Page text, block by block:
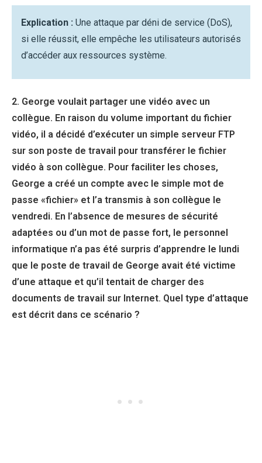
Explication : Une attaque par déni de service (DoS),
si elle réussit, elle empêche les utilisateurs autorisés
d’accéder aux ressources système.
2. George voulait partager une vidéo avec un
collègue. En raison du volume important du fichier
vidéo, il a décidé d’exécuter un simple serveur FTP
sur son poste de travail pour transférer le fichier
vidéo à son collègue. Pour faciliter les choses,
George a créé un compte avec le simple mot de
passe «fichier» et l’a transmis à son collègue le
vendredi. En l’absence de mesures de sécurité
adaptées ou d’un mot de passe fort, le personnel
informatique n’a pas été surpris d’apprendre le lundi
que le poste de travail de George avait été victime
d’une attaque et qu’il tentait de charger des
documents de travail sur Internet. Quel type d’attaque
est décrit dans ce scénario ?